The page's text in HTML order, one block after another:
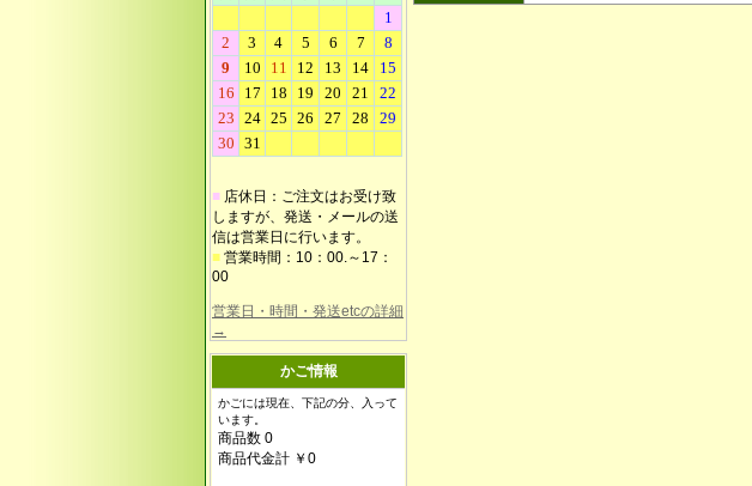
■ 店休日：ご注文はお受け致
しますが、発送・メールの送
信は営業日に行います。
■ 営業時間：10：00.～17：
00
営業日・時間・発送etcの詳細
→
かご情報
かごには現在、下記の分、入って
います。
商品数 0
商品代金計 ￥0